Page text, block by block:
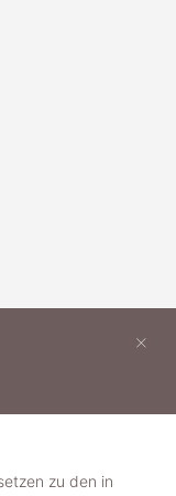
zu den in
×